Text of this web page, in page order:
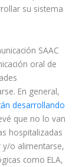
su sistema
SAAC
oral de
En general,
desarrollando
que no lo van
hospitalizadas
y/o alimentarse,
como ELA,